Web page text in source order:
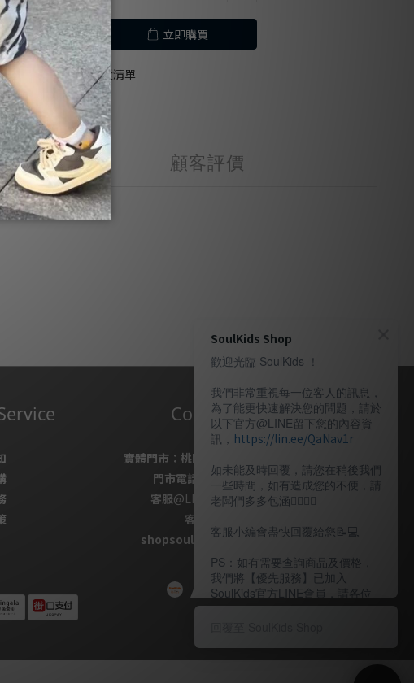
購物車 立即購買
加入追蹤清單
顧客評價
Contact Us
實體門市： 桃園市桃園區復興路69號
門市電話
03-337-1777
客服@LINE ：＠soulkids
客服信箱✉ /
shopsoulkids@gmail.com
SoulKids Shop
歡迎光臨 SoulKids ！
我們非常重視每一位客人的訊息，
為了能更快速解決您的問題，請於
以下官方@LINE留下您的內容資
訊， https://lin.ee/QaNav1r
如未能及時回覆，請您在稍後我們
一些時間，如有造成您的不便，請
老闆們多多包涵🙇🏽‍🙇‍♀️
客服小編會盡快回覆給您📝💻️
PS：如有需要查詢商品及價格，
我們將【優先服務】已加入
SoulKids官方LINE會員，請各位
老闆多多諒解。